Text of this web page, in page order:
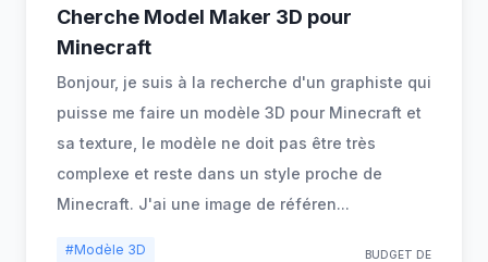
Cherche Model Maker 3D pour
Minecraft
Bonjour, je suis à la recherche d'un graphiste qui
puisse me faire un modèle 3D pour Minecraft et
sa texture, le modèle ne doit pas être très
complexe et reste dans un style proche de
Minecraft. J'ai une image de référen...
#Modèle 3D
BUDGET DE